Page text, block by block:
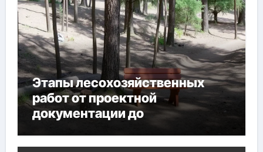
Этапы лесохозяйственных
работ от проектной
документации до
мероприятий и обустройства